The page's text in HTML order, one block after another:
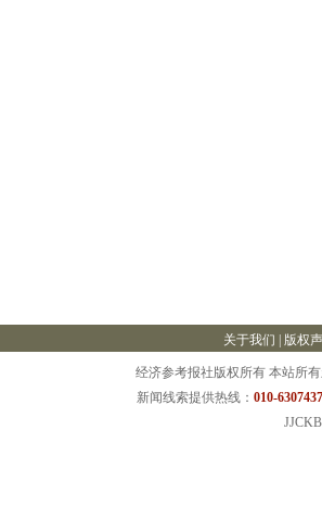
关于我们 版权
经济参考报社版权所有 本站所
新闻线索提供热线： 010-